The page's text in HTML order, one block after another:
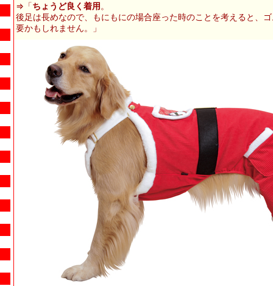
⇒「ちょうど良く着用。
後足は長めなので、もにもにの場合座った時のことを考えると、
要かもしれません。」